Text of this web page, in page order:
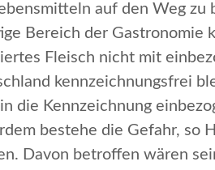
auf den Weg zu
Bereich der Gastronomie
Fleisch nicht mit
kennzeichnungsfrei
die Kennzeichnung
bestehe die Gefahr, so
Davon betroffen wären